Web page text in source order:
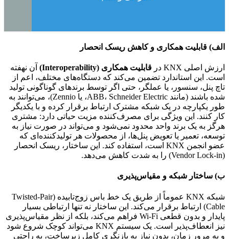
الف) قابلیت همکاری و کاهش ریسک انحصار
ارزش اصلی KNX در قابلیت همکاری (Interoperability)
آن نهفته
است. این استاندارد تضمین می‌کند که دستگاه‌های مختلف، اعم از
تاچ پنل، سنسور، یا عملگر، حتی اگر توسط برندهای گوناگونی تولید
شده باشند (مانند ABB، Schneider Electric، یا Zennio)، می‌توانند به
طور یکپارچه در یک شبکه مشترک ارتباط برقرار کرده و با یکدیگر
کار کنند. این ویژگی برای مصرف‌کننده مزیت حیاتی دارد: مشتری
هرگز به یک برند واحد محدود نمی‌شود و می‌تواند در صورت نیاز به
توسعه، تعمیر یا تعویض پنل‌ها، از محصولات هر تولیدکننده‌ای که
عضو انجمن KNX است، استفاده کند. این ساختار، ریسک انحصار
(Vendor Lock-in) را به شدت کاهش می‌دهد.
ب) ساختار شبکه و مقیاس‌پذیری
شبکه KNX عموماً از طریق یک خط باس زوج‌تابیده (Twisted-Pair
Cable) ارتباط برقرار می‌کند. این ساختار نه تنها ارتباطی بسیار
پایدار و بدون قطعی Wi-Fi فراهم می‌کند، بلکه از نظر مقیاس‌پذیری
نیز انعطاف‌پذیر است. یک سیستم KNX می‌تواند کوچک شروع شود
و به مرور زمان، بدون نیاز به بازنگری کامل زیرساخت، به راحتی